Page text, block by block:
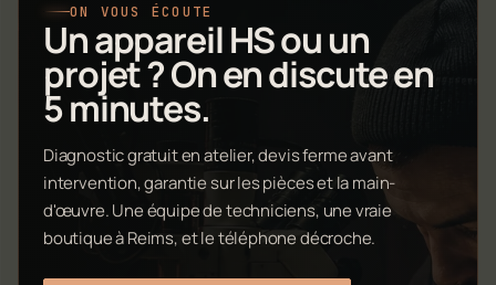
ON VOUS ÉCOUTE
Un appareil HS ou un
projet ? On en discute en
5 minutes.
Diagnostic gratuit en atelier, devis ferme avant
intervention, garantie sur les pièces et la main-
d'œuvre. Une équipe de techniciens, une vraie
boutique à Reims, et le téléphone décroche.